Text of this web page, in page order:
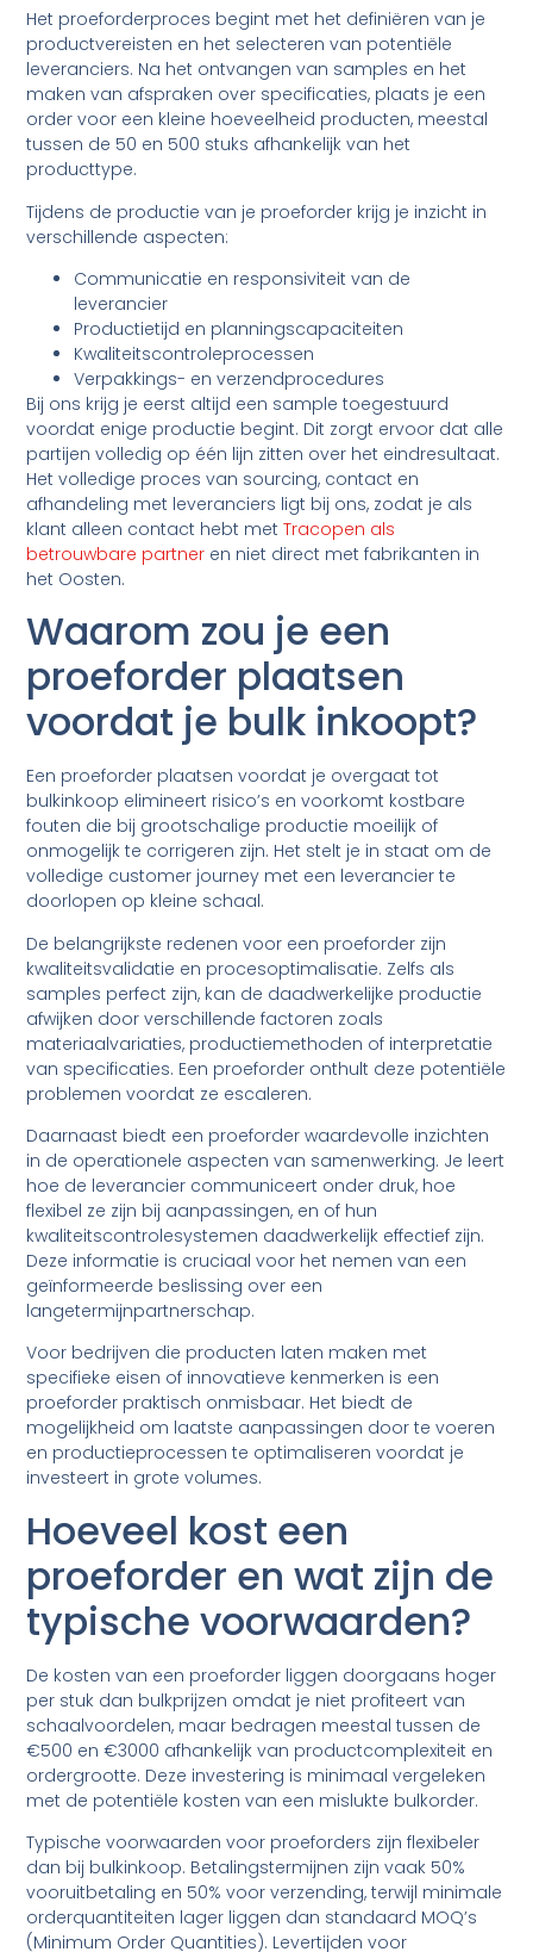
Het proeforderproces begint met het definiëren van je
productvereisten en het selecteren van potentiële
leveranciers. Na het ontvangen van samples en het
maken van afspraken over specificaties, plaats je een
order voor een kleine hoeveelheid producten, meestal
tussen de 50 en 500 stuks afhankelijk van het
producttype.
Tijdens de productie van je proeforder krijg je inzicht in
verschillende aspecten:
Communicatie en responsiviteit van de
leverancier
Productietijd en planningscapaciteiten
Kwaliteitscontroleprocessen
Verpakkings- en verzendprocedures
Bij ons krijg je eerst altijd een sample toegestuurd
voordat enige productie begint. Dit zorgt ervoor dat alle
partijen volledig op één lijn zitten over het eindresultaat.
Het volledige proces van sourcing, contact en
afhandeling met leveranciers ligt bij ons, zodat je als
klant alleen contact hebt metTracopen als
betrouwbare partner en niet direct met fabrikanten in
het Oosten.
Waarom zou je een
proeforder plaatsen
voordat je bulk inkoopt?
Een proeforder plaatsen voordat je overgaat tot
bulkinkoop elimineert risico’s en voorkomt kostbare
fouten die bij grootschalige productie moeilijk of
onmogelijk te corrigeren zijn. Het stelt je in staat om de
volledige customer journey met een leverancier te
doorlopen op kleine schaal.
De belangrijkste redenen voor een proeforder zijn
kwaliteitsvalidatie en procesoptimalisatie. Zelfs als
samples perfect zijn, kan de daadwerkelijke productie
afwijken door verschillende factoren zoals
materiaalvariaties, productiemethoden of interpretatie
van specificaties. Een proeforder onthult deze potentiële
problemen voordat ze escaleren.
Daarnaast biedt een proeforder waardevolle inzichten
in de operationele aspecten van samenwerking. Je leert
hoe de leverancier communiceert onder druk, hoe
flexibel ze zijn bij aanpassingen, en of hun
kwaliteitscontrolesystemen daadwerkelijk effectief zijn.
Deze informatie is cruciaal voor het nemen van een
geïnformeerde beslissing over een
langetermijnpartnerschap.
Voor bedrijven die producten laten maken met
specifieke eisen of innovatieve kenmerken is een
proeforder praktisch onmisbaar. Het biedt de
mogelijkheid om laatste aanpassingen door te voeren
en productieprocessen te optimaliseren voordat je
investeert in grote volumes.
Hoeveel kost een
proeforder en wat zijn de
typische voorwaarden?
De kosten van een proeforder liggen doorgaans hoger
per stuk dan bulkprijzen omdat je niet profiteert van
schaalvoordelen, maar bedragen meestal tussen de
€500 en €3000 afhankelijk van productcomplexiteit en
ordergrootte. Deze investering is minimaal vergeleken
met de potentiële kosten van een mislukte bulkorder.
Typische voorwaarden voor proeforders zijn flexibeler
dan bij bulkinkoop. Betalingstermijnen zijn vaak 50%
vooruitbetaling en 50% voor verzending, terwijl minimale
orderquantiteiten lager liggen dan standaard MOQ’s
(Minimum Order Quantities). Levertijden voor